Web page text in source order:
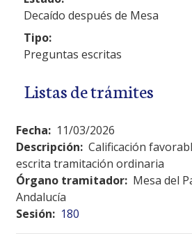
Decaído después de Mesa
Tipo:
Preguntas escritas
Listas de trámites
Fecha: 11/03/2026
Descripción: Calificación
escrita tramitación ordinaria
Órgano tramitador: Mesa del
Andalucía
Sesión: 180